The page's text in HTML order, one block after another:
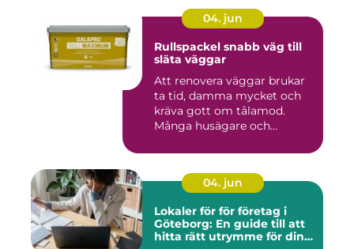
04. jun
Rullspackel snabb väg till
släta väggar
Att renovera väggar brukar
ta tid, damma mycket och
kräva gott om tålamod.
Många husägare och
04. jun
Lokaler för för företag i
Göteborg: En guide till att
hitta rätt utrymme för din